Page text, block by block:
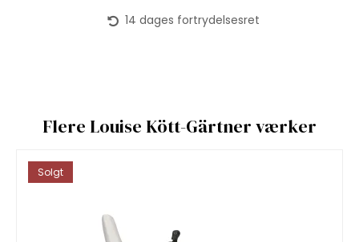
14 dages fortrydelsesret
Flere Louise Kött-Gärtner værker
Solgt